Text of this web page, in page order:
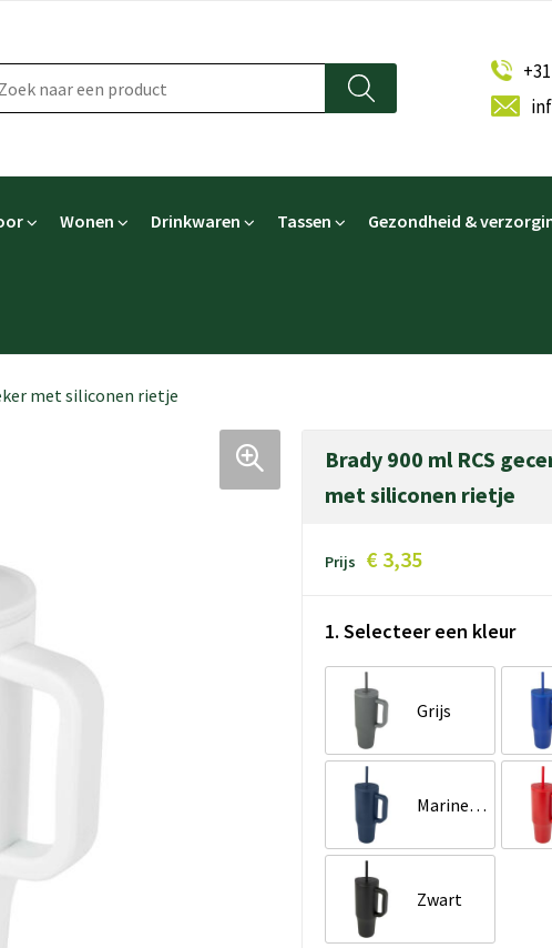
Wonen Drinkwaren Tassen Gezondheid &
met siliconen rietje
Brady 900 ml RCS
met siliconen rietje
Prijs € 3,35
1. Selecteer een kleur
Grijs
Marineblauw
Zwart